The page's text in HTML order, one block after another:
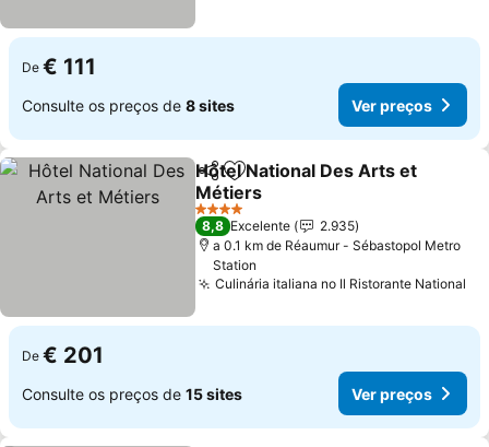
De € 111
Consulte os preços de 8 sites Ver preços
PartilharAdicionar aos favoritos
Hôtel National Des Arts et
Métiers
Ver preços
4 Estrelas
8,8 Excelente
2.935
a 0.1 km de Réaumur - Sébastopol Metro
Station
Culinária italiana no Il Ristorante National
De € 201
Consulte os preços de 15 sites Ver preços